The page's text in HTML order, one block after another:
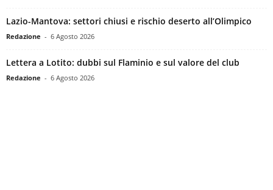
Lazio-Mantova: settori chiusi e rischio deserto all’Olimpico
Redazione - 6 Agosto 2026
Lettera a Lotito: dubbi sul Flaminio e sul valore del club
Redazione - 6 Agosto 2026